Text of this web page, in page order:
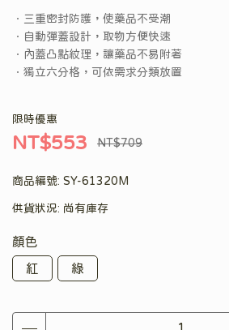
．三重密封防護，使藥品不受潮
．自動彈蓋設計，取物方便快速
．內蓋凸點紋理，讓藥品不易附著
．獨立六分格，可依需求分類放置
限時優惠
NT$553 NT$709
商品編號: SY-61320M
供貨狀況: 尚有庫存
顏色
紅
綠